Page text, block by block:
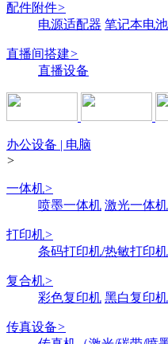
配件附件>
电源适配器 笔记本电池
直播间搭建>
直播设备
办公设备 | 电脑
>
一体机>
喷墨一体机 激光一体机
打印机>
条码打印机/热敏打印机
复合机>
彩色复印机 黑白复印机
传真设备>